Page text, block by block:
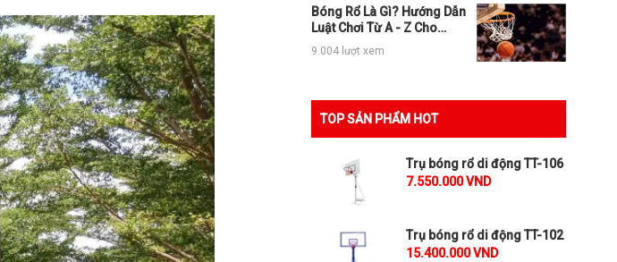
Bóng Rổ Là Gì? Hướng Dẫn
Luật Chơi Từ A - Z Cho
Người Mới
9.004 lượt xem
TOP SẢN PHẨM HOT
Trụ bóng rổ di động TT-106
7.550.000 VND
Trụ bóng rổ di động TT-102
15.400.000 VND